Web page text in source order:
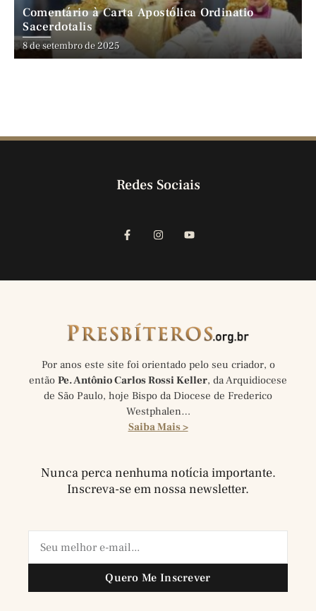
Comentário à Carta Apostólica Ordinatio
Sacerdotalis
8 de setembro de 2025
Redes Sociais
Por anos este site foi orientado pelo seu criador, o
então Pe. Antônio Carlos Rossi Keller, da Arquidiocese
de São Paulo, hoje Bispo da Diocese de Frederico
Westphalen…
Saiba Mais >
Nunca perca nenhuma notícia importante.
Inscreva-se em nossa newsletter.
Quero Me Inscrever